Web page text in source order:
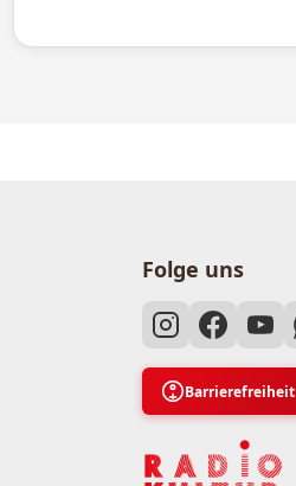
Folge uns
Barrierefreiheit